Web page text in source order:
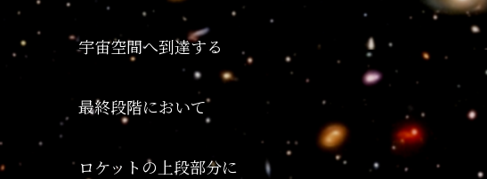
宇宙空間へ到達する
最終段階において
ロケットの上段部分に